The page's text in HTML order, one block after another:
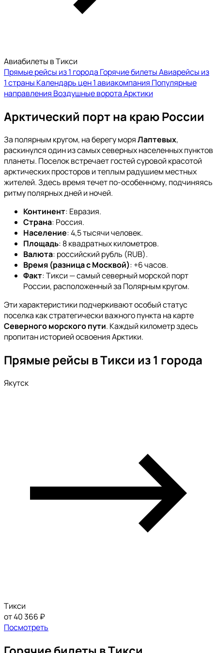
Авиабилеты в Тикси
Прямые рейсы из 1 города Горячие билетыАвиарейсы из
1 страны Календарь цен1 авиакомпания Популярные
направления Воздушные ворота Арктики
Арктический порт на краю России
За полярным кругом, на берегу моряЛаптевых,
раскинулся один из самых северных населенных пунктов
планеты. Поселок встречает гостей суровой красотой
арктических просторов и теплым радушием местных
жителей. Здесь время течет по-особенному, подчиняясь
ритму полярных дней и ночей.
Континент: Евразия.
Страна: Россия.
Население: 4,5 тысячи человек.
Площадь: 8 квадратных километров.
Валюта: российский рубль (RUB).
Время (разница с Москвой): +6 часов.
Факт: Тикси — самый северный морской порт
России, расположенный за Полярным кругом.
Эти характеристики подчеркивают особый статус
поселка как стратегически важного пункта на карте
Северного морского пути. Каждый километр здесь
пропитан историей освоения Арктики.
Прямые рейсы в Тикси из 1 города
Якутск
Тикси
от 40 366 ₽
Посмотреть